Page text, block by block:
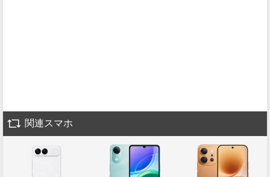
関連スマホ